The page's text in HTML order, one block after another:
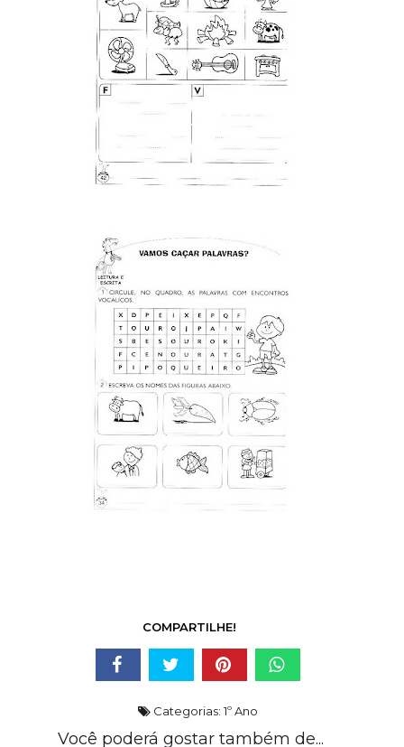
COMPARTILHE!
Categorias: 1º Ano
Você poderá gostar também de...